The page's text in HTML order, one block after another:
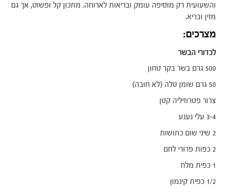
והשעועית רק מוסיפה עומק ובריאות לארוחה. מתכון קל ופשוט, אך גם
מזין ובריא.
מצרכים:
לכדורי הבשר
500 גרם בשר בקר טחון
50 גרם שומן טלה (לא חובה)
צרור פטרוזיליה קטן
3-4 עלי נענע
2 שיני שום כתושות
2 כפות פרורי לחם
1 כפית מלח
1/2 כפית קינמון